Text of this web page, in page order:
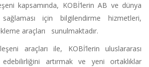
kapsamında, KOBİ’lerin AB ve dünya
için bilgilendirme hizmetleri,
araçları sunulmaktadır.
araçları ile, KOBİ’lerin uluslararası
artırmak ve yeni ortaklıklar